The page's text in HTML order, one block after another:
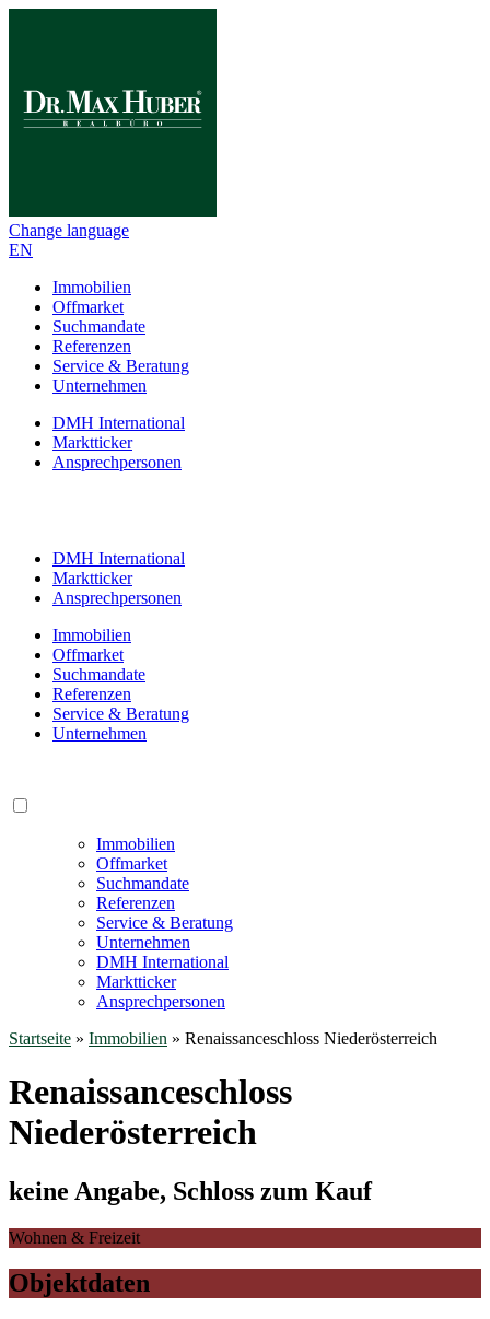
Change language
EN
Immobilien
Offmarket
Suchmandate
Referenzen
Service & Beratung
Unternehmen
DMH International
Marktticker
Ansprechpersonen
DMH International
Marktticker
Ansprechpersonen
Immobilien
Offmarket
Suchmandate
Referenzen
Service & Beratung
Unternehmen
Immobilien
Offmarket
Suchmandate
Referenzen
Service & Beratung
Unternehmen
DMH International
Marktticker
Ansprechpersonen
Startseite » Immobilien » Renaissanceschloss Niederösterreich
Renaissanceschloss
Niederösterreich
keine Angabe, Schloss zum Kauf
Wohnen & Freizeit
Objektdaten